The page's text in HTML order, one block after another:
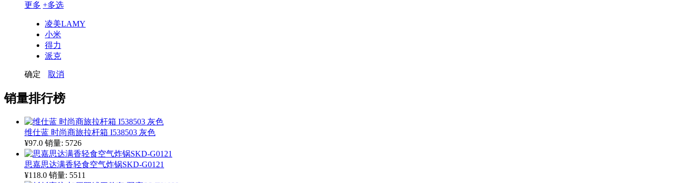
更多 +多选
凌美LAMY
小米
得力
派克
确定 取消
销量排行榜
维仕蓝 时尚商旅拉杆箱 I538503 灰色
¥97.0 销量: 5726
思嘉思达满香轻食空气炸锅SKD-G0121
¥118.0 销量: 5511